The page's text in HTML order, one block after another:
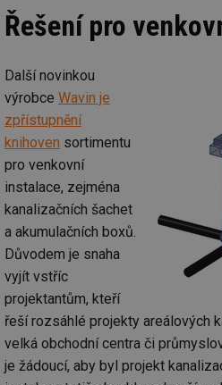
Řešení pro
Další novinkou
výrobce Wavin je
zpřístupnění
knihoven sortimentu
pro venkovní
instalace, zejména
kanalizačních šachet
a akumulačních boxů.
Důvodem je snaha
vyjít vstříc
projektantům, kteří
řeší rozsáhlé projekty areálových
velká obchodní centra či
je žádoucí, aby byl projekt